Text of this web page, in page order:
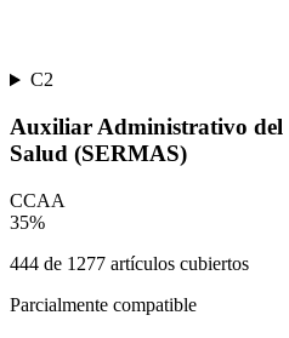
C2
Auxiliar Administrativo del
Salud (SERMAS)
CCAA
35%
444 de 1277 artículos cubiertos
Parcialmente compatible